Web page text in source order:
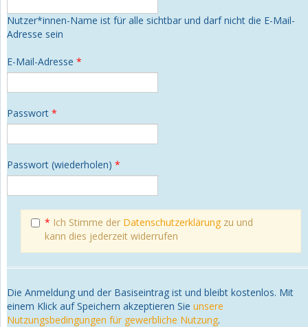
Nutzer*innen-Name ist für alle sichtbar und darf nicht die E-Mail-
Adresse sein
E-Mail-Adresse *
Passwort *
Passwort (wiederholen) *
* Ich Stimme der Datenschutzerklärungzu und
kann dies jederzeit widerrufen
Die Anmeldung und der Basiseintrag ist und bleibt kostenlos. Mit
einem Klick auf Speichern akzeptieren Sie unsere
Nutzungsbedingungen für gewerbliche Nutzung.